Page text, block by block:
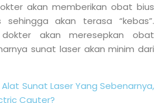
akan memberikan obat bius
akan terasa “kebas”.
akan meresepkan obat
sunat laser akan minim dari
Sunat Laser Yang Sebenarnya,
Cauter?